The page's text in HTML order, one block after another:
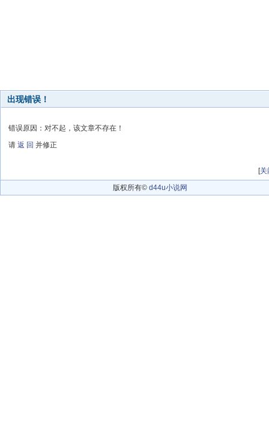
出现错误！
错误原因：对不起，该文章不存在！
请 返 回 并修正
[关
版权所有© d44u小说网